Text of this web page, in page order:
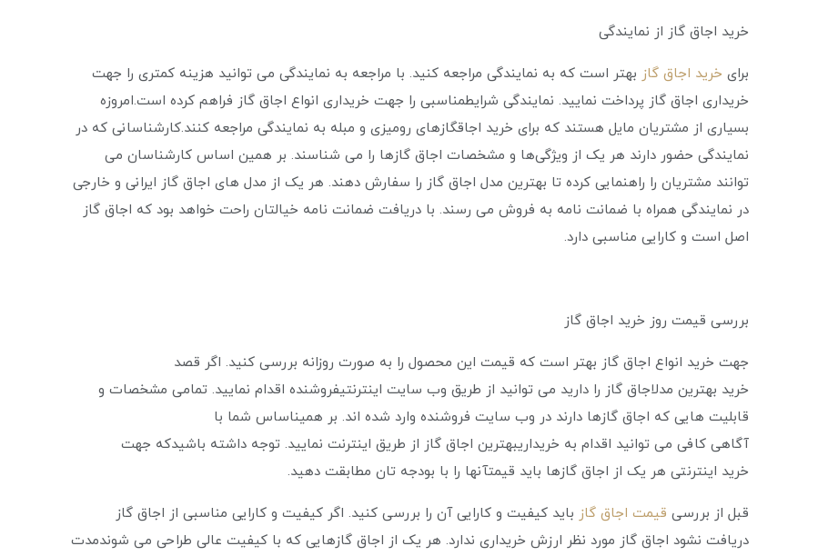
خرید اجاق گاز از نمایندگی
برای خرید اجاق گاز بهتر است که به نمایندگی مراجعه کنید. با مراجعه به نمایندگی می ‌توانید هزینه کمتری را جهت
خریداری اجاق گاز پرداخت نمایید. نمایندگی شرایطمناسبی را جهت خریداری انواع اجاق گاز فراهم کرده است.امروزه
بسیاری از مشتریان مایل هستند که برای خرید اجاقگازهای رومیزی و مبله به نمایندگی مراجعه کنند.کارشناسانی که در
نمایندگی حضور دارند هر یک از ویژگی‌ها و مشخصات اجاق گازها را می ‌شناسند. بر همین اساس کارشناسان می
‌توانند مشتریان را راهنمایی کرده تا بهترین مدل اجاق گاز را سفارش دهند. هر یک از مدل‌ های اجاق گاز ایرانی و خارجی
در نمایندگی همراه با ضمانت نامه به فروش می ‌رسند. با دریافت ضمانت ‌نامه خیالتان راحت خواهد بود که اجاق گاز
اصل است و کارایی مناسبی دارد.
بررسی قیمت روز خرید اجاق گاز
جهت خرید انواع اجاق گاز بهتر است که قیمت این محصول را به صورت روزانه بررسی کنید. اگر قصد
خرید بهترین مدلاجاق گاز را دارید می ‌توانید از طریق وب سایت اینترنتیفروشنده اقدام نمایید. تمامی مشخصات و
قابلیت‌ هایی که اجاق گازها دارند در وب سایت فروشنده وارد شده‌ اند. بر همیناساس شما با
آگاهی کافی می ‌توانید اقدام به خریداریبهترین اجاق گاز از طریق اینترنت نمایید. توجه داشته باشیدکه جهت
خرید اینترنتی هر یک از اجاق گازها باید قیمتآنها را با بودجه‌ تان مطابقت دهید.
قبل از بررسی قیمت اجاق گاز باید کیفیت و کارایی آن را بررسی کنید. اگر کیفیت و کارایی مناسبی از اجاق گاز
دریافت نشود اجاق گاز مورد نظر ارزش خریداری ندارد. هر یک از اجاق گازهایی که با کیفیت عالی طراحی می ‌شوندمدت